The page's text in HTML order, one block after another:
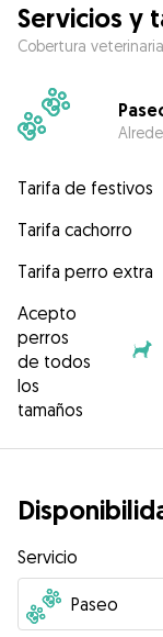
Servicios y
Cobertura
Tarifa de festivos
Tarifa cachorro
Tarifa perro extra
Acepto
perros
de todos
los
tamaños
Servicio